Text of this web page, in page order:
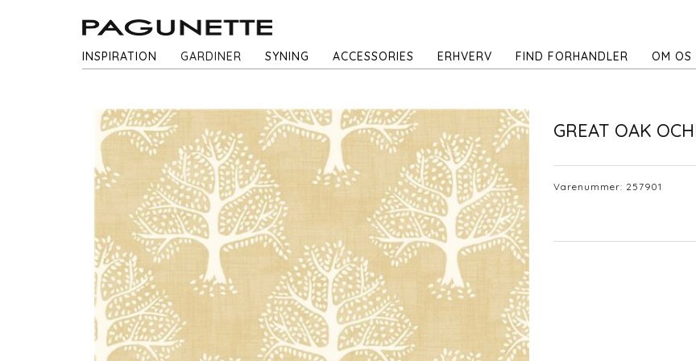
INSPIRATION GARDINER SYNING ACCESSORIES ERHVERV FIND FORHANDLER OM OS
GREAT OAK
Varenummer: 257901